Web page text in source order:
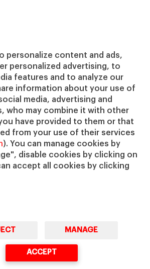
personalize content and ads,
personalized advertising, to
features and to analyze our
information about your use of
media, advertising and
who may combine it with other
have provided to them or that
from your use of their services
). You can manage cookies by
disable cookies by clicking on
accept all cookies by clicking
MANAGE
ACCEPT
Nuestro impacto
Colabora con el IESE
Servicios
Biblioteca
Canal de Compliance
Capellanía
IESE Shop
Jobs @IESE
Préstamos y becas
Business School | University of Navarra
Cookies Ciberseguridad